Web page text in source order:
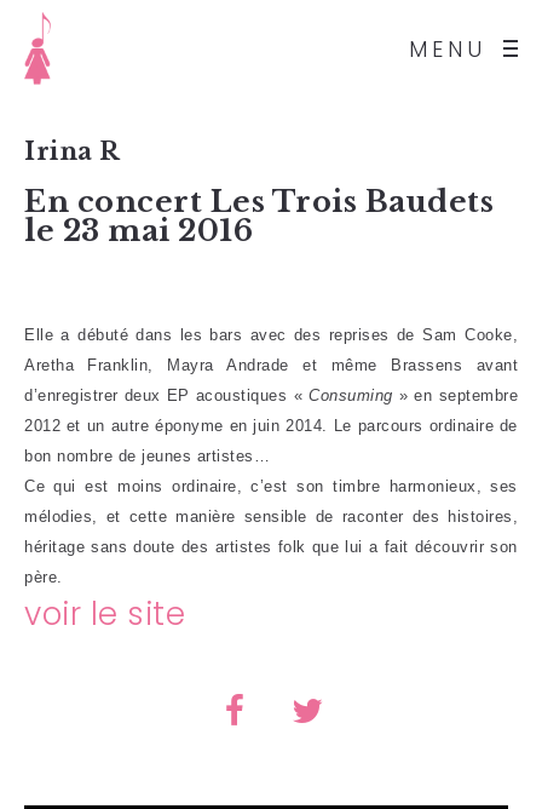
MENU
Irina R
En concert Les Trois Baudets
le 23 mai 2016
Elle a débuté dans les bars avec des reprises de Sam Cooke,
Aretha Franklin, Mayra Andrade et même Brassens avant
d’enregistrer deux EP acoustiques «Consuming » en septembre
2012 et un autre éponyme en juin 2014. Le parcours ordinaire de
bon nombre de jeunes artistes…
Ce qui est moins ordinaire, c’est son timbre harmonieux, ses
mélodies, et cette manière sensible de raconter des histoires,
héritage sans doute des artistes folk que lui a fait découvrir son
père.
voir le site